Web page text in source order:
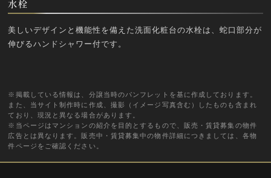
水栓
美しいデザインと機能性を備えた洗面化粧台の水栓は、蛇口部分が
伸びるハンドシャワー付です。
※掲載している情報は、分譲当時のパンフレットを基に作成しております。
また、当サイト制作時に作成、撮影（イメージ写真含む）したものも含まれ
ており、現況と異なる場合があります。
※当ページはマンションの紹介を目的とするもので、販売・賃貸募集の物件
広告とは異なります。販売中・賃貸募集中の物件詳細につきましては、各物
件ページをご確認ください。